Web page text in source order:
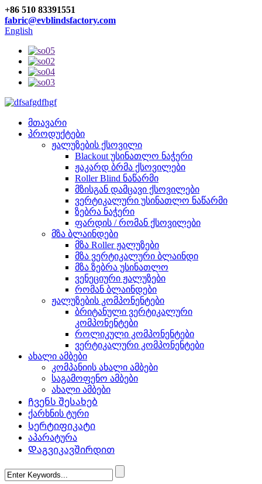
+86 510 83391551
fabric@evblindsfactory.com
English
მთავარი
პროდუქტები
ჟალუზების ქსოვილი
Blackout უსინათლო ნაჭერი
ჟაკარდ ბრმა ქსოვილები
Roller Blind ნაწარმი
მზისგან დამცავი ქსოვილები
ვერტიკალური უსინათლო ნაწარმი
ზებრა ნაჭერი
ფარდის / რომან ქსოვილები
მზა ბლაინდები
მზა Roller ჟალუზები
მზა ვერტიკალური ბლაინდი
მზა ზებრა უსინათლო
ვენეციური ჟალუზები
რომან ბლაინდები
ჟალუზების კომპონენტები
ბრიტანული ვერტიკალური
კომპონენტები
როლიკული კომპონენტები
ვერტიკალური კომპონენტები
ახალი ამბები
კომპანიის ახალი ამბები
საგამოფენო ამბები
ახალი ამბები
Ჩვენს შესახებ
ქარხნის ტური
Სერტიფიკატი
აპარატურა
Დაგვიკავშირდით